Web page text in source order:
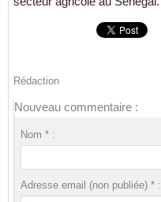
Rédaction
Nouveau commentaire :
Nom * :
Adresse email (non publiée) * :